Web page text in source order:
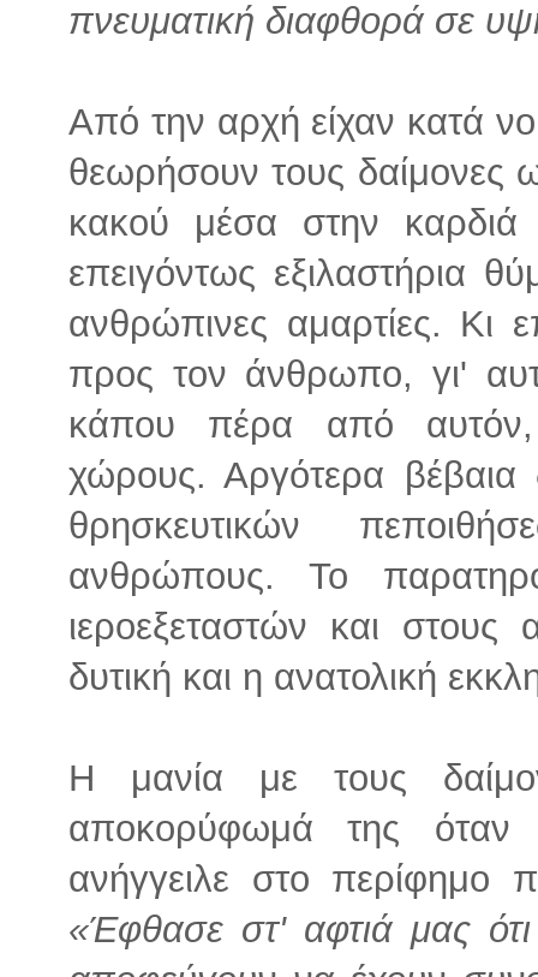
πνευματική διαφθορά σε
Από την αρχή είχαν κατά
θεωρήσουν τους δαίμονες
κακού μέσα στην
επειγόντως εξιλαστήρια
ανθρώπινες αμαρτίες. Κι
προς τον άνθρωπο, γι'
κάπου πέρα από αυτόν,
χώρους. Αργότερα βέβαια
θρησκευτικών
ανθρώπους. Το
ιεροεξεταστών και
δυτική και η ανατολική
Η μανία με τους
αποκορύφωμά της
ανήγγειλε στο περίφημο
«Έφθασε στ' αφτιά μας